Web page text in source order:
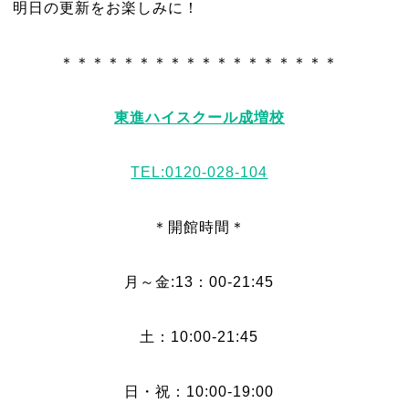
明日の更新をお楽しみに！
＊＊＊＊＊＊＊＊＊＊＊＊＊＊＊＊＊＊
東進ハイスクール成増校
TEL:0120-028-104
＊開館時間＊
月～金:13：00-21:45
土：10:00-21:45
日・祝：10:00-19:00